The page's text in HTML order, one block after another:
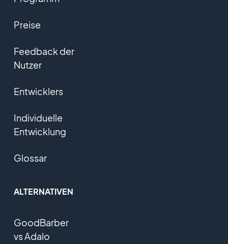
Preise
Feedback der
Nutzer
Entwicklers
Individuelle
Entwicklung
Glossar
ALTERNATIVEN
GoodBarber
vs Adalo